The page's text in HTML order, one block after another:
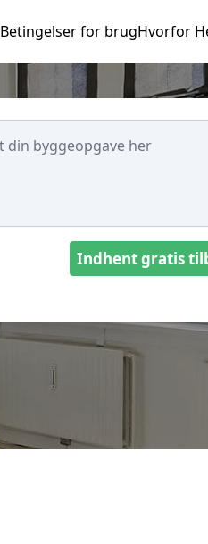
Betingelser for brugHvorfor
Indhent gratis